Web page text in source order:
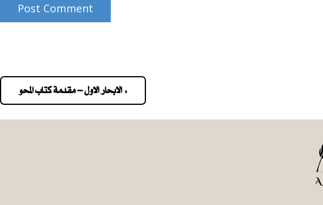
Post Comment
« الابحار الاول – مقدمة كتاب المحو